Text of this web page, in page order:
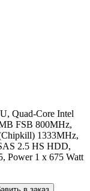
Quad-Core Intel
FSB 800MHz,
1333MHz,
2.5 HS HDD,
Power 1 x 675 Watt